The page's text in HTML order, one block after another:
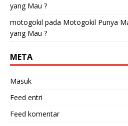
yang Mau ?
motogokil pada Motogokil Punya
yang Mau ?
META
Masuk
Feed entri
Feed komentar